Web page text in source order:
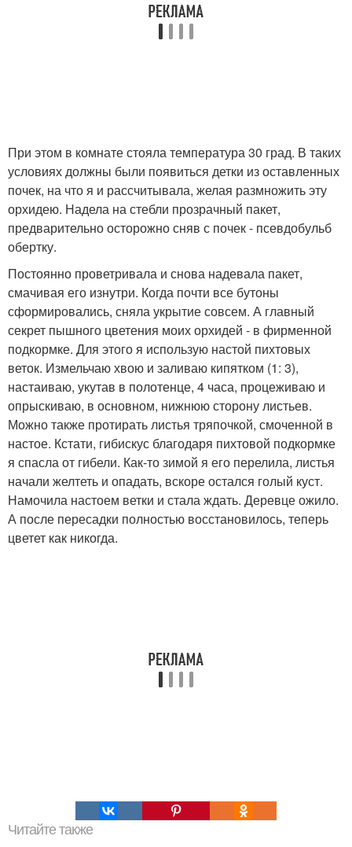
При этом в комнате стояла температура 30 град. В таких
условиях должны были появиться детки из оставленных
почек, на что я и рассчитывала, желая размножить эту
орхидею. Надела на стебли прозрачный пакет,
предварительно осторожно сняв с почек - псевдобульб
обертку.
Постоянно проветривала и снова надевала пакет,
смачивая его изнутри. Когда почти все бутоны
сформировались, сняла укрытие совсем. А главный
секрет пышного цветения моих орхидей - в фирменной
подкормке. Для этого я использую настой пихтовых
веток. Измельчаю хвою и заливаю кипятком (1: 3),
настаиваю, укутав в полотенце, 4 часа, процеживаю и
опрыскиваю, в основном, нижнюю сторону листьев.
Можно также протирать листья тряпочкой, смоченной в
настое. Кстати, гибискус благодаря пихтовой подкормке
я спасла от гибели. Как-то зимой я его перелила, листья
начали желтеть и опадать, вскоре остался голый куст.
Намочила настоем ветки и стала ждать. Деревце ожило.
А после пересадки полностью восстановилось, теперь
цветет как никогда.
Читайте также